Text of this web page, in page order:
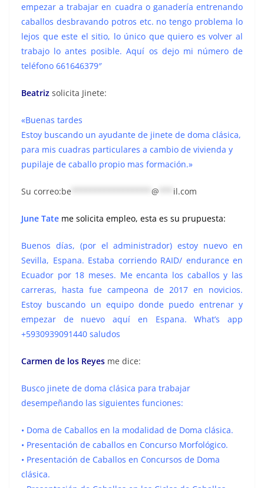
empezar a trabajar en cuadra o ganadería entrenando
caballos desbravando potros etc. no tengo problema lo
lejos que este el sitio, lo único que quiero es volver al
trabajo lo antes posible. Aquí os dejo mi número de
teléfono 661646379″
Beatriz solicita Jinete:
«Buenas tardes
Estoy buscando un ayudante de jinete de doma clásica,
para mis cuadras particulares a cambio de vivienda y
pupilaje de caballo propio mas formación.»
Su correo:be @ il.com
June Tate me solicita empleo, esta es su prupuesta:
Buenos días, (por el administrador) estoy nuevo en
Sevilla, Espana. Estaba corriendo RAID/ endurance en
Ecuador por 18 meses. Me encanta los caballos y las
carreras, hasta fue campeona de 2017 en novicios.
Estoy buscando un equipo donde puedo entrenar y
empezar de nuevo aquí en Espana. What’s app
+5930939091440 saludos
Carmen de los Reyes me dice:
Busco jinete de doma clásica para trabajar
desempeñando las siguientes funciones:
• Doma de Caballos en la modalidad de Doma clásica.
• Presentación de caballos en Concurso Morfológico.
• Presentación de Caballos en Concursos de Doma
clásica.